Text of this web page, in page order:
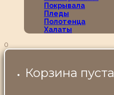
Покрывала
Пледы
Полотенца
Халаты
0
Корзина пуста